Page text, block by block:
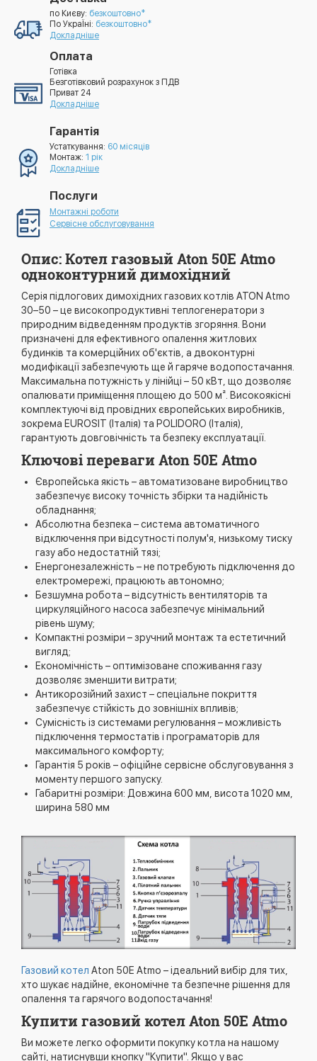
по Києву: безкоштовно*
По УкраЇні: безкоштовно*
Докладніше
Оплата
Готівка
Безготівковий розрахунок з ПДВ
Приват 24
Докладніше
Гарантія
Устаткування: 60 місяців
Монтаж: 1 рік
Докладніше
Послуги
Монтажні роботи
Сервісне обслуговування
Опис: Котел газовый Aton 50Е Atmo
одноконтурний димохідний
Серія підлогових димохідних газових котлів ATON Atmo
30–50 – це високопродуктивні теплогенератори з
природним відведенням продуктів згоряння. Вони
призначені для ефективного опалення житлових
будинків та комерційних об'єктів, а двоконтурні
модифікації забезпечують ще й гаряче водопостачання.
Максимальна потужність у лінійці – 50 кВт, що дозволяє
опалювати приміщення площею до 500 м². Високоякісні
комплектуючі від провідних європейських виробників,
зокрема EUROSIT (Італія) та POLIDORO (Італія),
гарантують довговічність та безпеку експлуатації.
Ключові переваги Aton 50Е Atmo
Європейська якість – автоматизоване виробництво
забезпечує високу точність збірки та надійність
обладнання;
Абсолютна безпека – система автоматичного
відключення при відсутності полум'я, низькому тиску
газу або недостатній тязі;
Енергонезалежність – не потребують підключення до
електромережі, працюють автономно;
Безшумна робота – відсутність вентиляторів та
циркуляційного насоса забезпечує мінімальний
рівень шуму;
Компактні розміри – зручний монтаж та естетичний
вигляд;
Економічність – оптимізоване споживання газу
дозволяє зменшити витрати;
Антикорозійний захист – спеціальне покриття
забезпечує стійкість до зовнішніх впливів;
Сумісність із системами регулювання – можливість
підключення термостатів і програматорів для
максимального комфорту;
Гарантія 5 років – офіційне сервісне обслуговування з
моменту першого запуску.
Габаритні розміри: Довжина 600 мм, висота 1020 мм,
ширина 580 мм
Газовий котел Aton 50Е Atmo – ідеальний вибір для тих,
хто шукає надійне, економічне та безпечне рішення для
опалення та гарячого водопостачання!
Купити газовий котел Aton 50Е Atmo
Ви можете легко оформити покупку котла на нашому
сайті, натиснувши кнопку "Купити". Якщо у вас